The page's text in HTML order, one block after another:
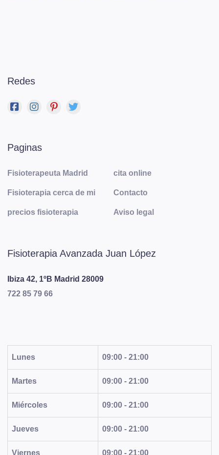
Redes
Paginas
Fisioterapeuta Madrid
Fisioterapia cerca de mi
precios fisioterapia
cita online
Contacto
Aviso legal
Fisioterapia Avanzada Juan López
Ibiza 42, 1ºB Madrid 28009
722 85 79 66
Lunes 09:00 - 21:00
Martes 09:00 - 21:00
Miércoles 09:00 - 21:00
Jueves 09:00 - 21:00
Viernes 09:00 - 21:00